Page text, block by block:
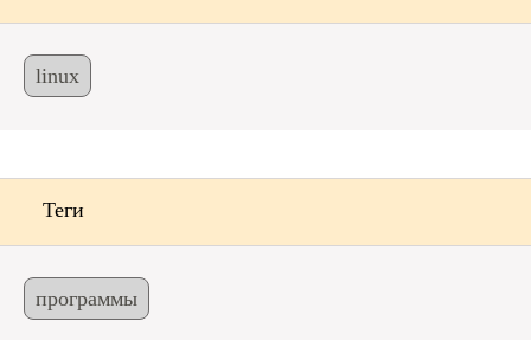
linux
Теги
программы